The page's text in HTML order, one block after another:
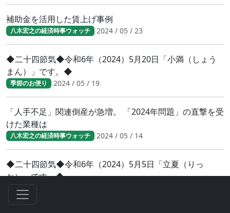
補助金を活用した賃上げ事例
八木宏之の経済時事ウォッチ 2024 / 05 / 23
◆二十四節気◆令和6年（2024）5月20日「小満（しょう
まん）」です。◆
季節のお便り 2024 / 05 / 19
「人手不足」関連倒産が急増。 「2024年問題」の直撃を受
けた業種は
八木宏之の経済時事ウォッチ 2024 / 05 / 14
◆二十四節気◆令和6年（2024）5月5日「立夏（りっ
か）」です。◆
季節のお便り